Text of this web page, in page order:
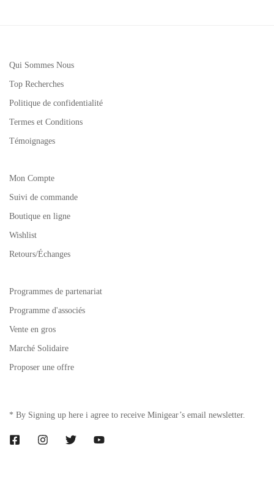
Qui Sommes Nous
Top Recherches
Politique de confidentialité
Termes et Conditions
Témoignages
Mon Compte
Suivi de commande
Boutique en ligne
Wishlist
Retours/Échanges
Programmes de partenariat
Programme d'associés
Vente en gros
Marché Solidaire
Proposer une offre
* By Signing up here i agree to receive Minigear’s email newsletter.